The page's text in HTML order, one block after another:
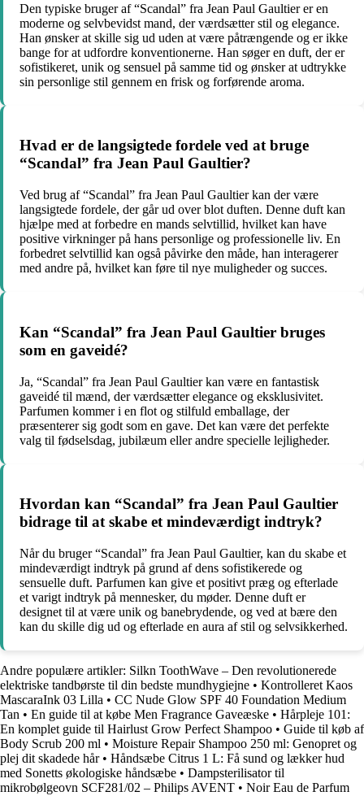
Den typiske bruger af “Scandal” fra Jean Paul Gaultier er en
moderne og selvbevidst mand, der værdsætter stil og elegance.
Han ønsker at skille sig ud uden at være påtrængende og er ikke
bange for at udfordre konventionerne. Han søger en duft, der er
sofistikeret, unik og sensuel på samme tid og ønsker at udtrykke
sin personlige stil gennem en frisk og forførende aroma.
Hvad er de langsigtede fordele ved at bruge
“Scandal” fra Jean Paul Gaultier?
Ved brug af “Scandal” fra Jean Paul Gaultier kan der være
langsigtede fordele, der går ud over blot duften. Denne duft kan
hjælpe med at forbedre en mands selvtillid, hvilket kan have
positive virkninger på hans personlige og professionelle liv. En
forbedret selvtillid kan også påvirke den måde, han interagerer
med andre på, hvilket kan føre til nye muligheder og succes.
Kan “Scandal” fra Jean Paul Gaultier bruges
som en gaveidé?
Ja, “Scandal” fra Jean Paul Gaultier kan være en fantastisk
gaveidé til mænd, der værdsætter elegance og eksklusivitet.
Parfumen kommer i en flot og stilfuld emballage, der
præsenterer sig godt som en gave. Det kan være det perfekte
valg til fødselsdag, jubilæum eller andre specielle lejligheder.
Hvordan kan “Scandal” fra Jean Paul Gaultier
bidrage til at skabe et mindeværdigt indtryk?
Når du bruger “Scandal” fra Jean Paul Gaultier, kan du skabe et
mindeværdigt indtryk på grund af dens sofistikerede og
sensuelle duft. Parfumen kan give et positivt præg og efterlade
et varigt indtryk på mennesker, du møder. Denne duft er
designet til at være unik og banebrydende, og ved at bære den
kan du skille dig ud og efterlade en aura af stil og selvsikkerhed.
Andre populære artikler: Silkn ToothWave – Den revolutionerede
elektriske tandbørste til din bedste mundhygiejne • Kontrolleret Kaos
MascaraInk 03 Lilla • CC Nude Glow SPF 40 Foundation Medium
Tan • En guide til at købe Men Fragrance Gaveæske • Hårpleje 101:
En komplet guide til Hairlust Grow Perfect Shampoo • Guide til køb af
Body Scrub 200 ml • Moisture Repair Shampoo 250 ml: Genopret og
plej dit skadede hår• Håndsæbe Citrus 1 L: Få sund og lækker hud
med Sonetts økologiske håndsæbe • Dampsterilisator til
mikrobølgeovn SCF281/02 – Philips AVENT • Noir Eau de Parfum